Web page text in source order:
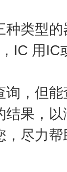
类型
IC 用IC
，但
果，
，尽力